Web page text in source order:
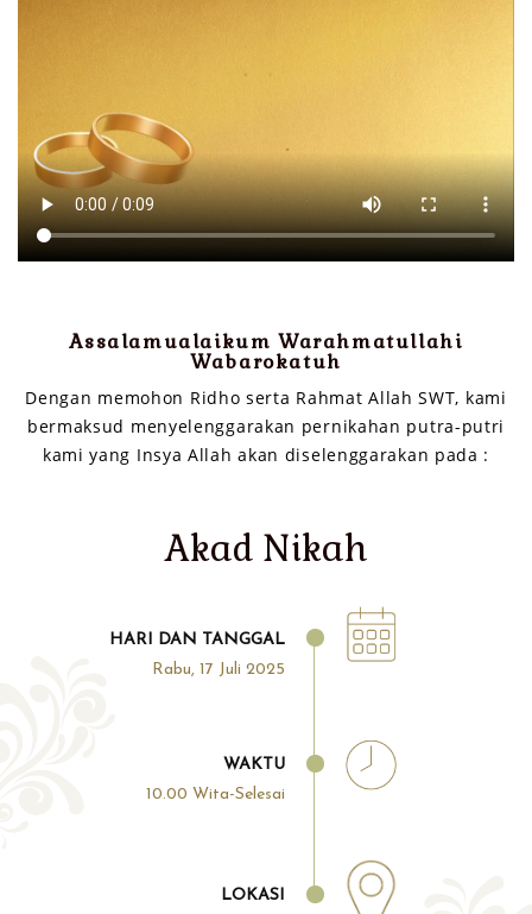
Assalamualaikum Warahmatullahi
Wabarokatuh
Dengan memohon Ridho serta Rahmat Allah SWT, kami
bermaksud menyelenggarakan pernikahan putra-putri
kami yang Insya Allah akan diselenggarakan pada :
Akad Nikah
HARI DAN TANGGAL
Rabu, 17 Juli 2025
WAKTU
10.00 Wita-Selesai
LOKASI